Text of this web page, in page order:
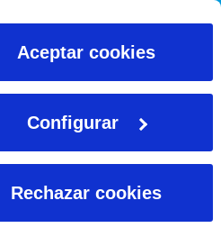
Aceptar cookies
Configurar
Rechazar cookies